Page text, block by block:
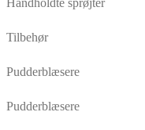
Håndholdte sprøjter
Tilbehør
Pudderblæsere
Pudderblæsere